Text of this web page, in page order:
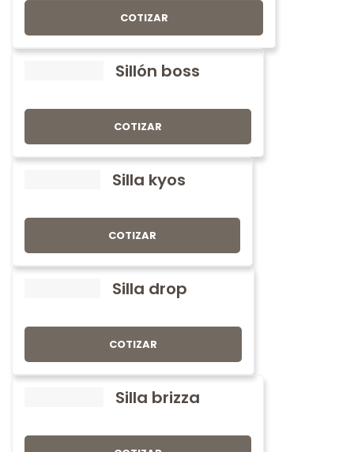
COTIZAR
Sillón boss
COTIZAR
Silla kyos
COTIZAR
Silla drop
COTIZAR
Silla brizza